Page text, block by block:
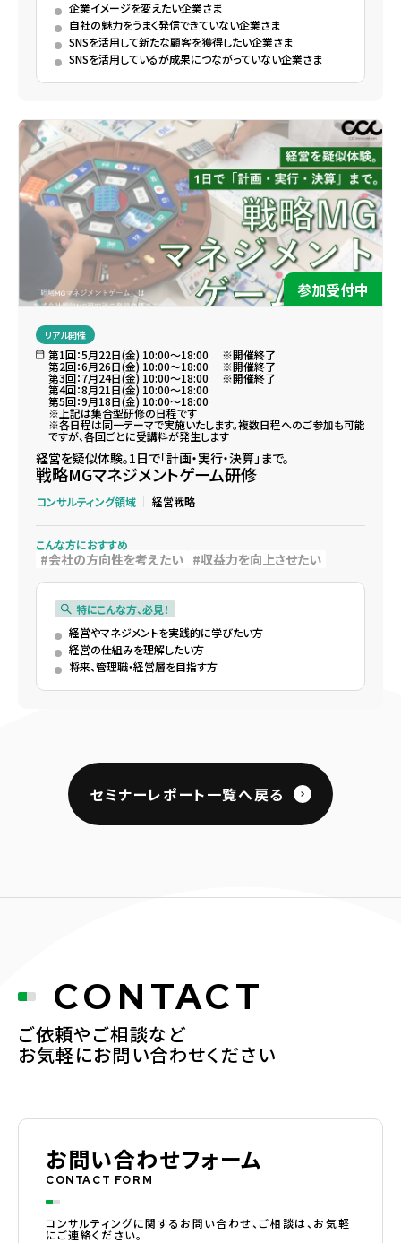
企業イメージを変えたい企業さま
自社の魅力をうまく発信できていない企業さま
SNSを活用して新たな顧客を獲得したい企業さま
SNSを活用しているが成果につながっていない企業さま
参加受付中
リアル開催
第1回：5月22日(金) 10:00～18:00 ※開催終了
第2回：6月26日(金) 10:00～18:00 ※開催終了
第3回：7月24日(金) 10:00～18:00 ※開催終了
第4回：8月21日(金) 10:00～18:00
第5回：9月18日(金) 10:00～18:00
※上記は集合型研修の日程です
※各日程は同一テーマで実施いたします。複数日程へのご参加も可能
ですが、各回ごとに受講料が発生します
経営を疑似体験。1日で「計画・実行・決算」まで。
戦略MGマネジメントゲーム研修
コンサルティング領域 経営戦略
こんな方におすすめ
会社の方向性を考えたい 収益力を向上させたい
特にこんな方、必見！
経営やマネジメントを実践的に学びたい方
経営の仕組みを理解したい方
将来、管理職・経営層を目指す方
セミナーレポート一覧へ戻る
CONTACT
ご依頼やご相談など
お気軽にお問い合わせください
お問い合わせフォーム
CONTACT FORM
コンサルティングに関するお問い合わせ、ご相談は、お気軽
にご連絡ください。